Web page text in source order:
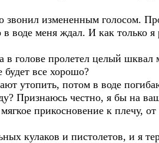
измененным голосом.
в воде меня ждал. И как только
голове пролетел целый шквал
все хорошо?
утопить, потом в воде
Признаюсь честно, я бы на
прикосновение к плечу, от
кулаков и пистолетов, и я